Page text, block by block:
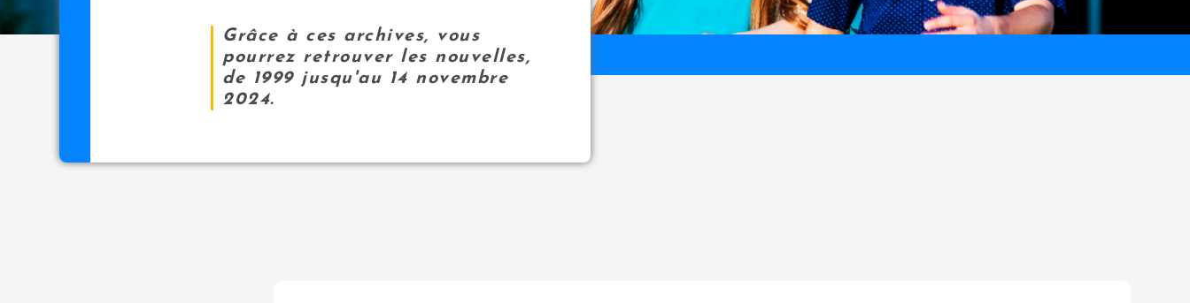
Grâce à ces archives, vous
pourrez retrouver les nouvelles,
de 1999 jusqu'au 14 novembre
2024.